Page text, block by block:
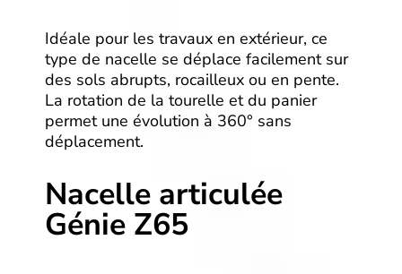
Idéale pour les travaux en extérieur, ce
type de nacelle se déplace facilement sur
des sols abrupts, rocailleux ou en pente.
La rotation de la tourelle et du panier
permet une évolution à 360° sans
déplacement.
Nacelle articulée
Génie Z65